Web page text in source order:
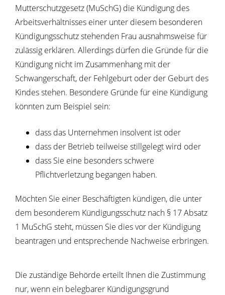
Mutterschutzgesetz (MuSchG) die Kündigung des
Arbeitsverhältnisses einer unter diesem besonderen
Kündigungsschutz stehenden Frau ausnahmsweise für
zulässig erklären. Allerdings dürfen die Gründe für die
Kündigung nicht im Zusammenhang mit der
Schwangerschaft, der Fehlgeburt oder der Geburt des
Kindes stehen. Besondere Gründe für eine Kündigung
könnten zum Beispiel sein:
dass das Unternehmen insolvent ist oder
dass der Betrieb teilweise stillgelegt wird oder
dass Sie eine besonders schwere
Pflichtverletzung begangen haben.
Möchten Sie einer Beschäftigten kündigen, die unter
dem besonderem Kündigungsschutz nach § 17 Absatz
1 MuSchG steht, müssen Sie dies vor der Kündigung
beantragen und entsprechende Nachweise erbringen.
Die zuständige Behörde erteilt Ihnen die Zustimmung
nur, wenn ein belegbarer Kündigungsgrund